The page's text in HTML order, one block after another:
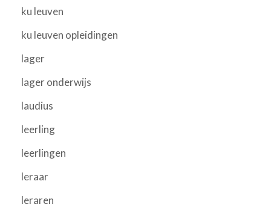
ku leuven
ku leuven opleidingen
lager
lager onderwijs
laudius
leerling
leerlingen
leraar
leraren